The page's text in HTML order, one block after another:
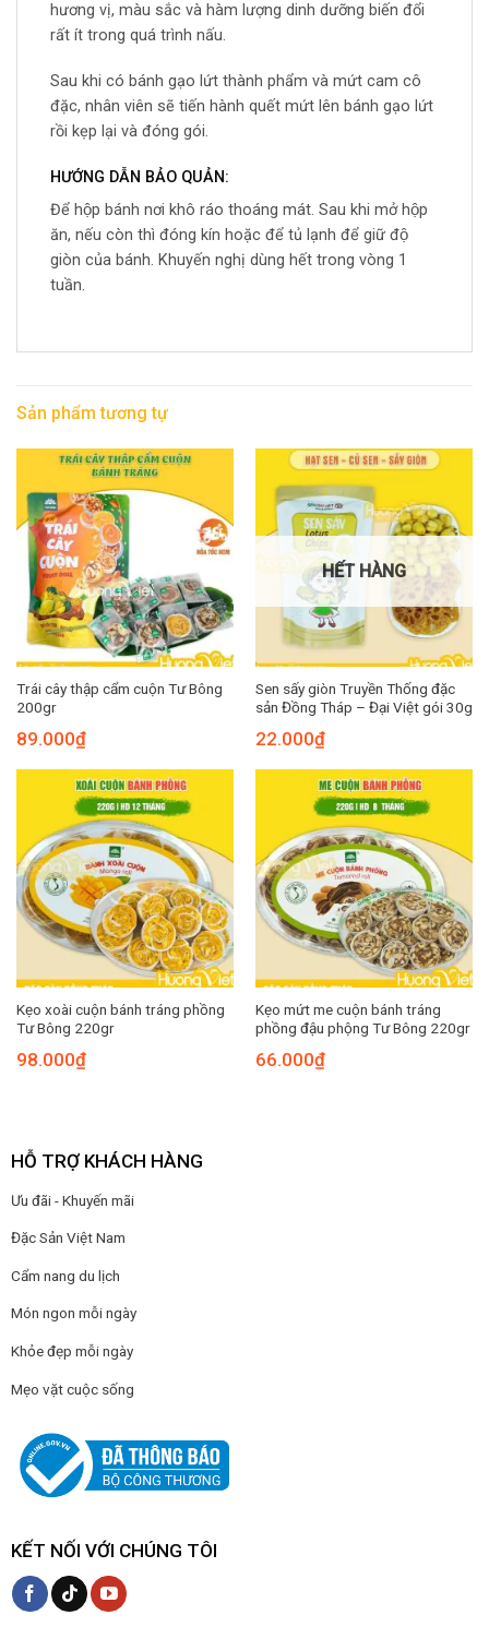
hương vị, màu sắc và hàm lượng dinh dưỡng biến đổi
rất ít trong quá trình nấu.
Sau khi có bánh gạo lứt thành phẩm và mứt cam cô
đặc, nhân viên sẽ tiến hành quết mứt lên bánh gạo lứt
rồi kẹp lại và đóng gói.
HƯỚNG DẪN BẢO QUẢN:
Để hộp bánh nơi khô ráo thoáng mát. Sau khi mở hộp
ăn, nếu còn thì đóng kín hoặc để tủ lạnh để giữ độ
giòn của bánh. Khuyến nghị dùng hết trong vòng 1
tuần.
Sản phẩm tương tự
Trái cây thập cẩm cuộn Tư Bông
200gr
89.000₫
HẾT HÀNG
Sen sấy giòn Truyền Thống đặc
sản Đồng Tháp – Đại Việt gói 30g
22.000₫
Kẹo xoài cuộn bánh tráng phồng
Tư Bông 220gr
98.000₫
Kẹo mứt me cuộn bánh tráng
phồng đậu phộng Tư Bông 220gr
66.000₫
HỖ TRỢ KHÁCH HÀNG
Ưu đãi - Khuyến mãi
Đặc Sản Việt Nam
Cẩm nang du lịch
Món ngon mỗi ngày
Khỏe đẹp mỗi ngày
Mẹo vặt cuộc sống
KẾT NỐI VỚI CHÚNG TÔI